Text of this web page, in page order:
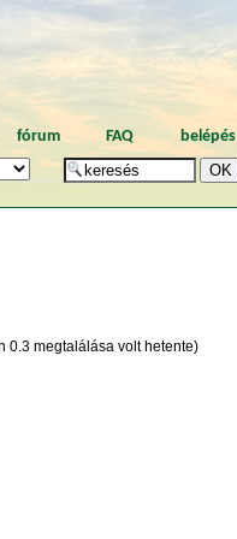
fórum FAQ belépés
0.3 megtalálása volt hetente)